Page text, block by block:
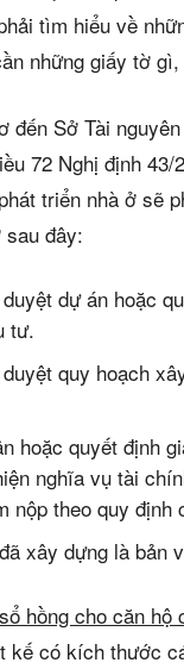
tìm hiểu về
những giấy tờ
đến Sở Tài
72 Nghị định
triển nhà ở sẽ
đây:
dự án hoặc
tư.
quy hoạch
hoặc quyết định
nghĩa vụ tài
nộp theo quy định
xây dựng là bản
hồng cho căn hộ
kế có kích thước